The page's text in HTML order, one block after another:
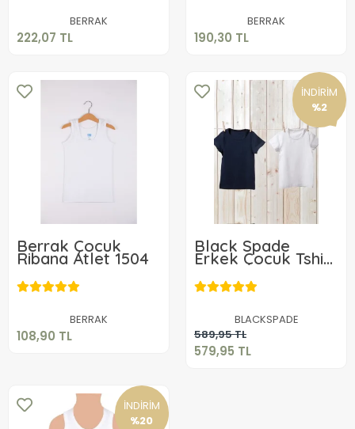
BERRAK
222,07 TL
BERRAK
190,30 TL
Berrak Çocuk
Ribana Atlet 1504
BERRAK
108,90 TL
108,90 TL
İNDİRİM
%2
Black Spade
Erkek Çocuk Tshirt
9397
BLACKSPADE
589,95 TL
579,95 TL
579,95 TL
Sepete Ekle
İNDİRİM
%20